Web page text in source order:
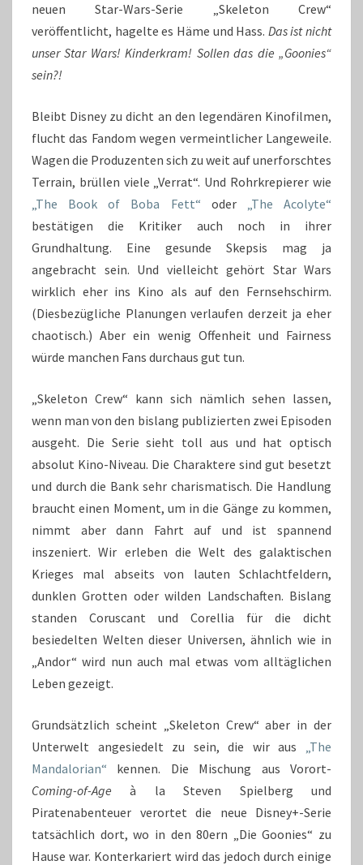
neuen Star-Wars-Serie „Skeleton Crew“
veröffentlicht, hagelte es Häme und Hass. Das ist nicht
unser Star Wars! Kinderkram! Sollen das die „Goonies“
sein?!
Bleibt Disney zu dicht an den legendären Kinofilmen,
flucht das Fandom wegen vermeintlicher Langeweile.
Wagen die Produzenten sich zu weit auf unerforschtes
Terrain, brüllen viele „Verrat“. Und Rohrkrepierer wie
„The Book of Boba Fett“ oder „The Acolyte“
bestätigen die Kritiker auch noch in ihrer
Grundhaltung. Eine gesunde Skepsis mag ja
angebracht sein. Und vielleicht gehört Star Wars
wirklich eher ins Kino als auf den Fernsehschirm.
(Diesbezügliche Planungen verlaufen derzeit ja eher
chaotisch.) Aber ein wenig Offenheit und Fairness
würde manchen Fans durchaus gut tun.
„Skeleton Crew“ kann sich nämlich sehen lassen,
wenn man von den bislang publizierten zwei Episoden
ausgeht. Die Serie sieht toll aus und hat optisch
absolut Kino-Niveau. Die Charaktere sind gut besetzt
und durch die Bank sehr charismatisch. Die Handlung
braucht einen Moment, um in die Gänge zu kommen,
nimmt aber dann Fahrt auf und ist spannend
inszeniert. Wir erleben die Welt des galaktischen
Krieges mal abseits von lauten Schlachtfeldern,
dunklen Grotten oder wilden Landschaften. Bislang
standen Coruscant und Corellia für die dicht
besiedelten Welten dieser Universen, ähnlich wie in
„Andor“ wird nun auch mal etwas vom alltäglichen
Leben gezeigt.
Grundsätzlich scheint „Skeleton Crew“ aber in der
Unterwelt angesiedelt zu sein, die wir aus „The
Mandalorian“ kennen. Die Mischung aus Vorort-
Coming-of-Age à la Steven Spielberg und
Piratenabenteuer verortet die neue Disney+-Serie
tatsächlich dort, wo in den 80ern „Die Goonies“ zu
Hause war. Konterkariert wird das jedoch durch einige